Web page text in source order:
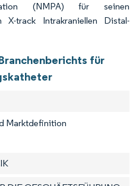
(NMPA) für seinen
X-track Intrakraniellen Distal-
für
Marktdefinition